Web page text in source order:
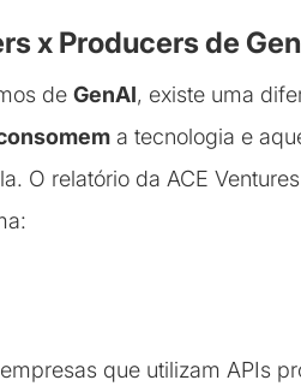
x Producers de
de GenAI, existe uma
a tecnologia e
O relatório da ACE
que utilizam APIs